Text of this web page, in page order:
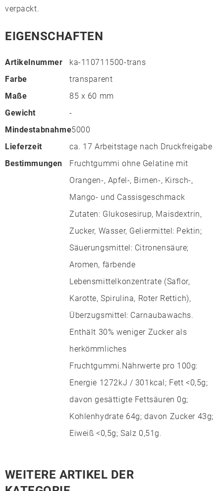
verpackt.
EIGENSCHAFTEN
Artikelnummer
ka-110711500-trans
Farbe
transparent
Maße
85 x 60 mm
Gewicht
-
Mindestabnahme5000
Lieferzeit
ca. 17 Arbeitstage nach Druckfreigabe
Bestimmungen
Fruchtgummi ohne Gelatine mit
Orangen-, Apfel-, Birnen-, Kirsch-,
Mango- und Cassisgeschmack
Zutaten: Glukosesirup, Maisdextrin,
Zucker, Wasser, Geliermittel: Pektin;
Säuerungsmittel: Citronensäure;
Aromen, färbende
Lebensmittelkonzentrate (Saflor,
Karotte, Spirulina, Roter Rettich),
Überzugsmittel: Carnaubawachs.
Enthält 30% weniger Zucker als
herkömmliches
Fruchtgummi.Nährwerte pro 100g:
Energie 1272kJ / 301kcal; Fett <0,5g;
davon gesättigte Fettsäuren 0g;
Kohlenhydrate 64g; davon Zucker 43g;
Eiweiß <0,5g; Salz 0,51g.
WEITERE ARTIKEL DER